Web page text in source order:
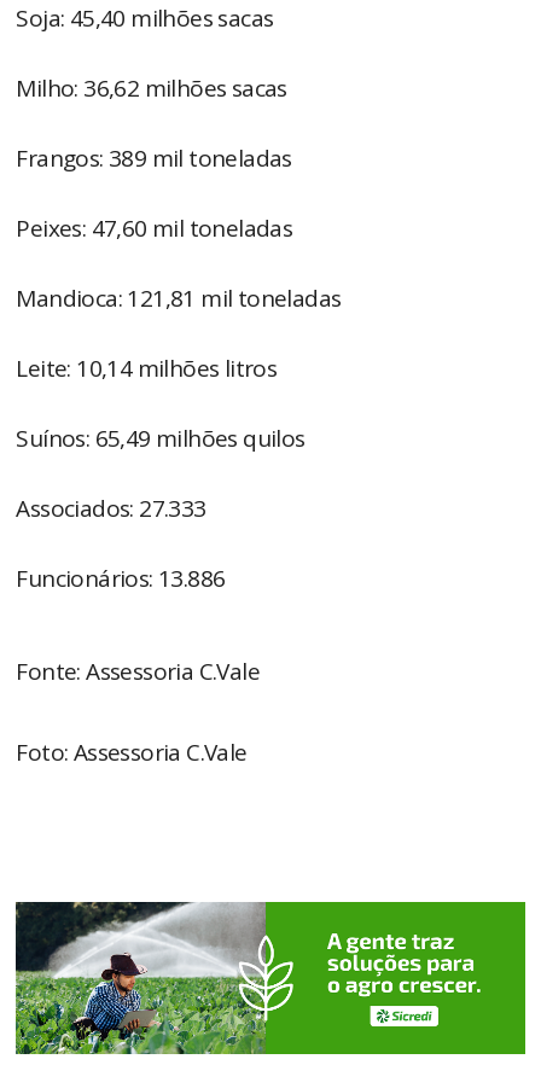
Soja: 45,40 milhões sacas
Milho: 36,62 milhões sacas
Frangos: 389 mil toneladas
Peixes: 47,60 mil toneladas
Mandioca: 121,81 mil toneladas
Leite: 10,14 milhões litros
Suínos: 65,49 milhões quilos
Associados: 27.333
Funcionários: 13.886
Fonte: Assessoria C.Vale
Foto: Assessoria C.Vale